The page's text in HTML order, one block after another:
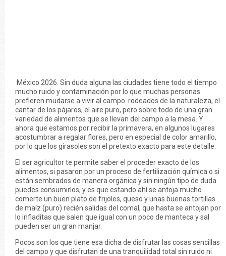
México 2026. Sin duda alguna las ciudades tiene todo el tiempo
mucho ruido y contaminación por lo que muchas personas
prefieren mudarse a vivir al campo rodeados de la naturaleza, el
cantar de los pájaros, el aire puro, pero sobre todo de una gran
variedad de alimentos que se llevan del campo a la mesa. Y
ahora que estamos por recibir la primavera, en algunos lugares
acostumbrar a regalar flores, pero en especial de color amarillo,
por lo que los girasoles son el pretexto exacto para este detalle.
El ser agricultor te permite saber el proceder exacto de los
alimentos, si pasaron por un proceso de fertilización química o si
están sembrados de manera orgánica y sin ningún tipo de duda
puedes consumirlos, y es que estando ahí se antoja mucho
comerte un buen plato de frijoles, queso y unas buenas tortillas
de maíz (puro) recién salidas del comal, que hasta se antojan por
lo infladitas que salen que igual con un poco de manteca y sal
pueden ser un gran manjar.
Pocos son los que tiene esa dicha de disfrutar las cosas sencillas
del campo y que disfrutan de una tranquilidad total sin ruido ni